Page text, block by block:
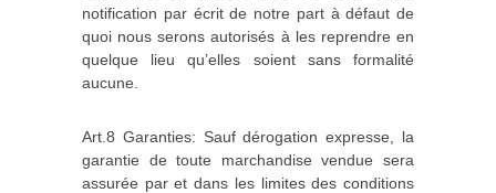
notification par écrit de notre part à défaut de
quoi nous serons autorisés à les reprendre en
quelque lieu qu’elles soient sans formalité
aucune.
Art.8 Garanties: Sauf dérogation expresse, la
garantie de toute marchandise vendue sera
assurée par et dans les limites des conditions